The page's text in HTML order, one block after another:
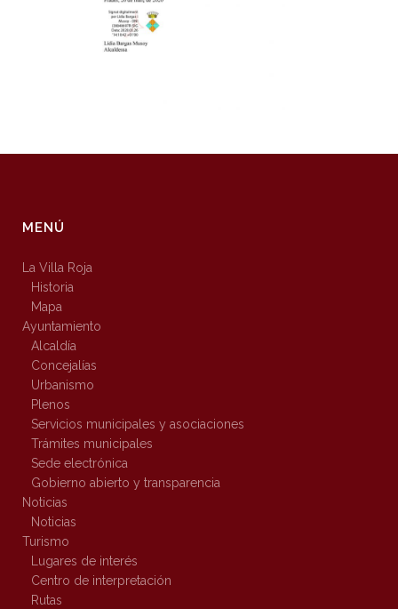
MENÚ
La Villa Roja
Historia
Mapa
Ayuntamiento
Alcaldía
Concejalías
Urbanismo
Plenos
Servicios municipales y asociaciones
Trámites municipales
Sede electrónica
Gobierno abierto y transparencia
Noticias
Noticias
Turismo
Lugares de interés
Centro de interpretación
Rutas